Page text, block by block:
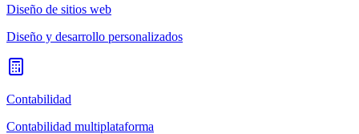
Diseño de sitios web
Diseño y desarrollo personalizados
Contabilidad
Contabilidad multiplataforma